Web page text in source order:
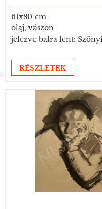
61x80 cm
olaj, vászon
jelezve balra lent:
RÉSZLETEK